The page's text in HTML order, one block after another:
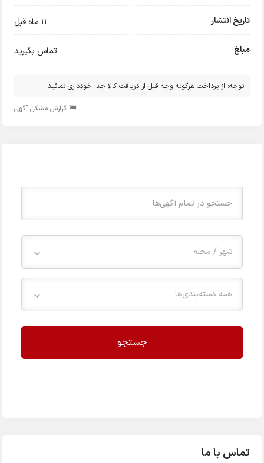
تاریخ انتشار 11 ماه قبل
مبلغ تماس بگیرید
توجه: از پرداخت هرگونه وجه قبل از دریافت کالا جدا خودداری نمائید.
گزارش مشکل آگهی
شهر / محله
همه دسته‌بندی‌ها
جستجو
تماس با ما